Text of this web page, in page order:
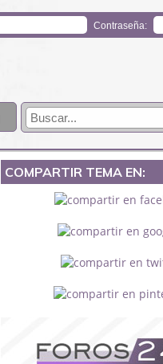
Contraseña:
COMPARTIR TEMA EN: